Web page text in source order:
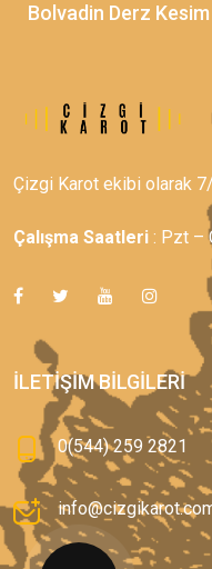
Bolvadin Derz
Çizgi Karot ekibi olarak
Çalışma Saatleri : Pzt –
İLETIŞIM BILGILERI
0(544) 259 2821